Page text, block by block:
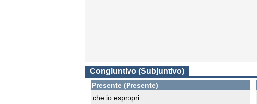
Congiuntivo (Subjuntivo)
Presente (Presente)
che io espropri